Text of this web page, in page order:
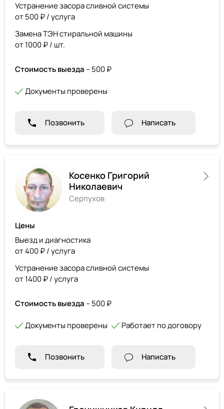
Устранение засора сливной системы
от 500 ₽ / услуга
Замена ТЭН стиральной машины
от 1000 ₽ / шт.
Стоимость выезда – 500 ₽
Документы проверены
Позвонить Написать
Косенко Григорий
Николаевич
Серпухов
Цены
Выезд и диагностика
от 400 ₽ / услуга
Устранение засора сливной системы
от 1400 ₽ / услуга
Стоимость выезда – 500 ₽
Документы проверены Работает по договору
Позвонить Написать